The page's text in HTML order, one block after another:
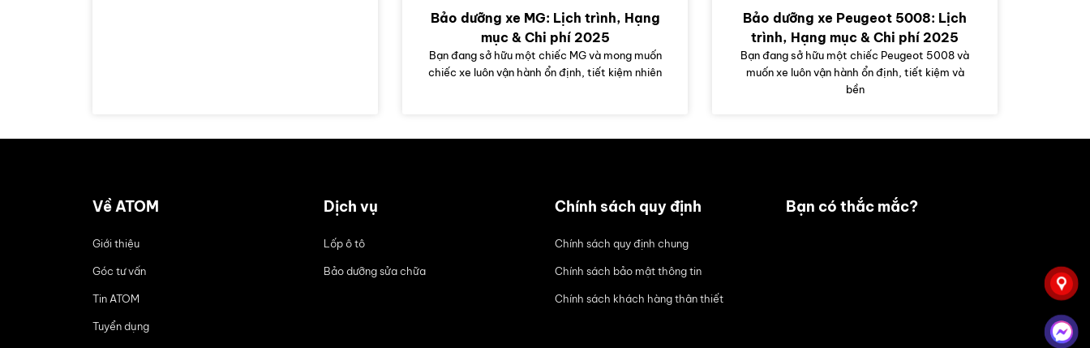
Bảo dưỡng xe MG: Lịch trình, Hạng
mục & Chi phí 2025
Bạn đang sở hữu một chiếc MG và mong muốn
chiếc xe luôn vận hành ổn định, tiết kiệm nhiên
Bảo dưỡng xe Peugeot 5008: Lịch
trình, Hạng mục & Chi phí 2025
Bạn đang sở hữu một chiếc Peugeot 5008 và
muốn xe luôn vận hành ổn định, tiết kiệm và
bền
Về ATOM
Giới thiệu
Góc tư vấn
Tin ATOM
Tuyển dụng
Dịch vụ
Lốp ô tô
Bảo dưỡng sửa chữa
Chính sách quy định
Chính sách quy định chung
Chính sách bảo mật thông tin
Chính sách khách hàng thân thiết
Bạn có thắc mắc?